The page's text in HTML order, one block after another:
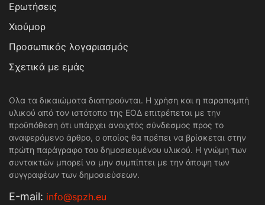
Ερωτήσεις
Χιούμορ
Προσωπικός λογαριασμός
Σχετικά με εμάς
Ολα τα δικαιώματα διατηρούνται. Η χρήση και η παραπομπή
υλικού από τον ιστότοπο της ΕΟΔ επιτρέπεται με την
προϋπόθεση ότι υπάρχει ανοιχτός σύνδεσμος προς το
αναφερόμενο άρθρο, ο οποίος θα πρέπει να βρίσκεται στην
πρώτη παράγραφο του δημοσιευμένου υλικού. Η γνώμη των
συντακτών μπορεί να μην συμπίπτει με την άποψη των
συγγραφέων των δημοσιεύσεων.
Е-mail: info@spzh.eu